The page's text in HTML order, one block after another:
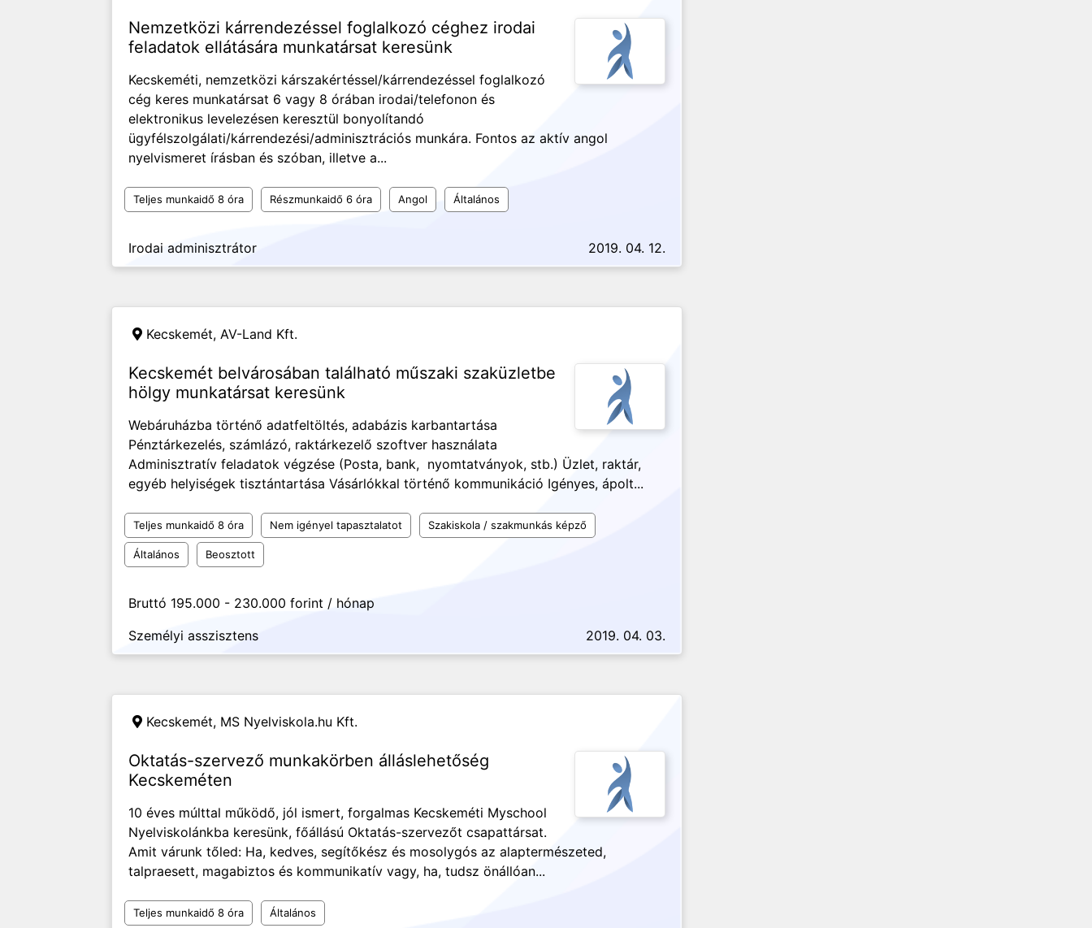
Nemzetközi kárrendezéssel foglalkozó céghez irodai
feladatok ellátására munkatársat keresünk
Kecskeméti, nemzetközi kárszakértéssel/kárrendezéssel foglalkozó
cég keres munkatársat 6 vagy 8 órában irodai/telefonon és
elektronikus levelezésen keresztül bonyolítandó
ügyfélszolgálati/kárrendezési/adminisztrációs munkára. Fontos az aktív angol
nyelvismeret írásban és szóban, illetve a...
Teljes munkaidő 8 óra Részmunkaidő 6 óra Angol Általános
Irodai adminisztrátor 2019. 04. 12.
Kecskemét, AV-Land Kft.
Kecskemét belvárosában található műszaki szaküzletbe
hölgy munkatársat keresünk
Webáruházba történő adatfeltöltés, adabázis karbantartása
Pénztárkezelés, számlázó, raktárkezelő szoftver használata
Adminisztratív feladatok végzése (Posta, bank, nyomtatványok, stb.) Üzlet, raktár,
egyéb helyiségek tisztántartása Vásárlókkal történő kommunikáció Igényes, ápolt...
Teljes munkaidő 8 óra Nem igényel tapasztalatot Szakiskola / szakmunkás képző
Általános Beosztott
Bruttó 195.000 - 230.000 forint / hónap
Személyi asszisztens
2019. 04. 03.
Kecskemét, MS Nyelviskola.hu Kft.
Oktatás-szervező munkakörben álláslehetőség
Kecskeméten
10 éves múlttal működő, jól ismert, forgalmas Kecskeméti Myschool
Nyelviskolánkba keresünk, főállású Oktatás-szervezőt csapattársat.
Amit várunk tőled: Ha, kedves, segítőkész és mosolygós az alaptermészeted,
talpraesett, magabiztos és kommunikatív vagy, ha, tudsz önállóan...
Teljes munkaidő 8 óra Általános